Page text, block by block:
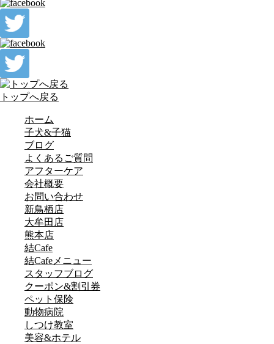
トップへ戻る
ホーム
子犬&子猫
ブログ
よくあるご質問
アフターケア
会社概要
お問い合わせ
新鳥栖店
大牟田店
熊本店
結Cafe
結Cafeメニュー
スタッフブログ
クーポン&割引券
ペット保険
動物病院
しつけ教室
美容&ホテル